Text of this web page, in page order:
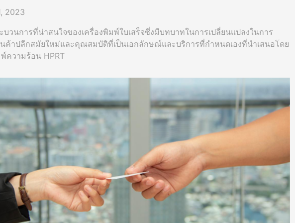
2023
บวนการที่น่าสนใจของเครื่องพิมพ์ใบเสร็จซึ่งมีบทบาทในการเปลี่ยนแปลงในการ
นค้าปลีกสมัยใหม่และคุณสมบัติที่เป็นเอกลักษณ์และบริการที่กำหนดเองที่นำเสนอโดย
ความร้อน HPRT